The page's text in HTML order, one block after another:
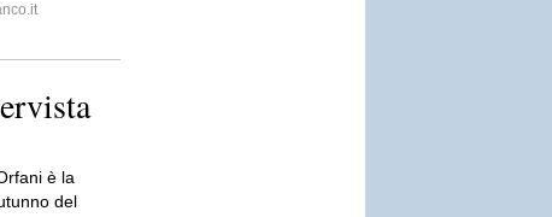
è la
del